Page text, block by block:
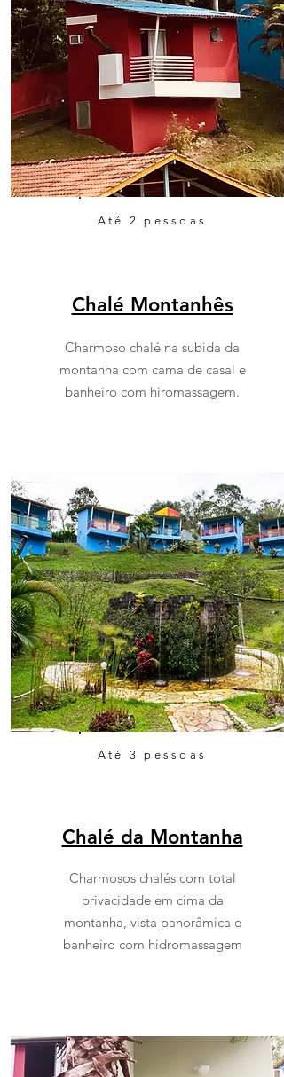
Até 2 pessoas
Chalé Montanhês
Charmoso chalé na subida da
montanha com cama de casal e
banheiro com hiromassagem.
Até 3 pessoas
Chalé da Montanha
Charmosos chalés com total
privacidade em cima da
montanha, vista panorâmica e
banheiro com hidromassagem